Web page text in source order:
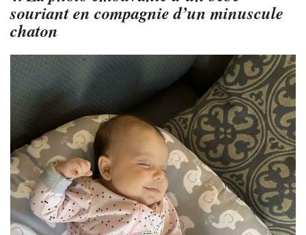
souriant en compagnie d’un minuscule
chaton